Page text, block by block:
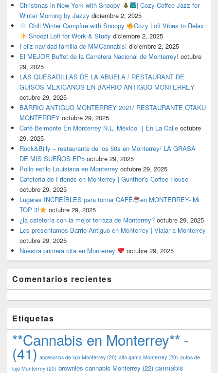
Christmas in New York with Snoopy
| Cozy Coffee Jazz for
Winter Morning by Jazzy diciembre 2, 2025
Chill Winter Campfire with Snoopy
Cozy Lofi Vibes to Relax
Snoozi Lofi for Work & Study diciembre 2, 2025
Feliz navidad familia de MMCannabis! diciembre 2, 2025
El MEJOR Buffet de la Carretera Nacional de Monterrey! octubre
29, 2025
LAS QUESADILLAS DE LA ABUELA / RESTAURANT DE
GUISOS MEXICANOS EN BARRIO ANTIGUO MONTERREY
octubre 29, 2025
BARRIO ANTIGUO MONTERREY 2021/ RESTAURANTE OTAKU
MONTERREY octubre 29, 2025
Café Belmonte En Monterrey N.L. México ｜En La Calle octubre
29, 2025
Rock&Billy – restaurante de los 50s en Monterrey/ LA GRASA
DE MIS SUEÑOS EP5 octubre 29, 2025
Pollo estilo Louisiana en Monterrey octubre 29, 2025
Cafetería de Friends en Monterrey | Gunther’s Coffee House
octubre 29, 2025
Lugares INCREÍBLES para tomar CAFÉ
en MONTERREY- Mi
TOP 3!
octubre 29, 2025
¿la cafetería con la mejor terraza de Monterrey? octubre 29, 2025
Les presentamos Barrio Antiguo en Monterrey | Viajar a Monterrey
octubre 29, 2025
Nuestra primera cita en Monterrey
octubre 29, 2025
Comentarios recientes
Etiquetas
**Cannabis en Monterrey** -
(41) accesorios de lujo Monterrey (20) alta gama Monterrey (20) autos de
lujo Monterrey (20) brownies cannabis Monterrey (22) cannabis